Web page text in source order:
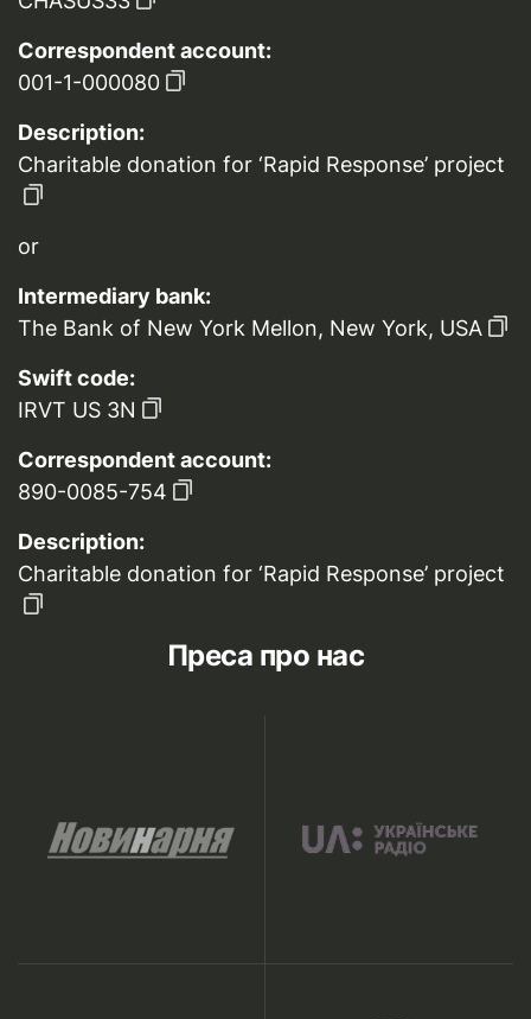
Correspondent account:
001-1-000080
Description:
Charitable donation for ‘Rapid Response’ project
or
Intermediary bank:
The Bank of New York Mellon, New York, USA
Swift code:
IRVT US 3N
Correspondent account:
890-0085-754
Description:
Charitable donation for ‘Rapid Response’ project
Преса про нас